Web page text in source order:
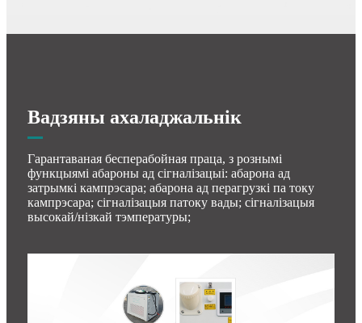
Вадзяны ахаладжальнік
Гарантаваная бесперабойная праца, з рознымі
функцыямі абароны ад сігналізацыі: абарона ад
затрымкі кампрэсара; абарона ад перагрузкі па току
кампрэсара; сігналізацыя патоку вады; сігналізацыя
высокай/нізкай тэмпературы;